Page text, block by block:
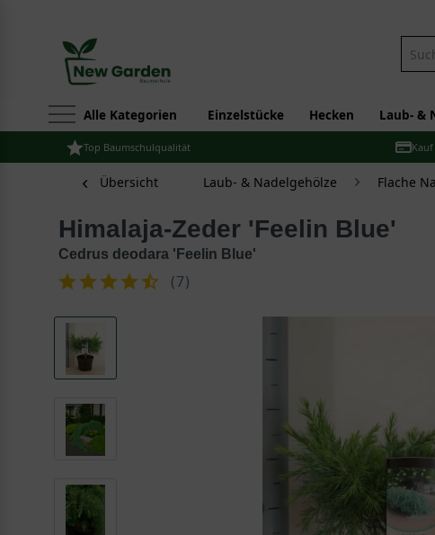
Alle Kategorien Einzelstücke Hecken Laub- &
Top Baumschulqualität
Übersicht Laub- & Nadelgehölze Flache
Himalaja-Zeder 'Feelin Blue'
Cedrus deodara 'Feelin Blue'
(7)